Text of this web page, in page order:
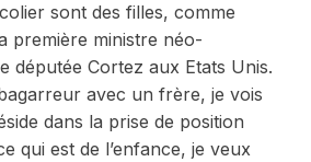
sont des filles, comme
première ministre néo-
députée Cortez aux Etats Unis.
avec un frère, je vois
dans la prise de position
qui est de l’enfance, je veux